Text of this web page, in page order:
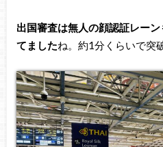
出国審査は無人の顔認証レーン
てましたね。約1分くらいで突